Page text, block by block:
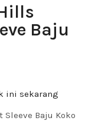
Baju
ini sekarang
Baju Koko